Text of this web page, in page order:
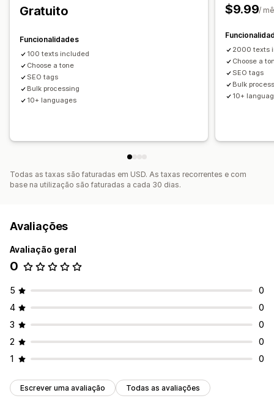
SEOGratuito
Funcionalidades
100 texts included
Choose a tone
SEO tags
Bulk processing
10+ languages
$9.99/
2000 texts
Choose a
SEO tags
Bulk
10+
Todas as taxas são faturadas em USD. As taxas recorrentes e com
base na utilização são faturadas a cada 30 dias.
Avaliações
Avaliação geral
0
5
0
4
0
3
0
2
0
1
0
Escrever uma avaliação Todas as avaliações